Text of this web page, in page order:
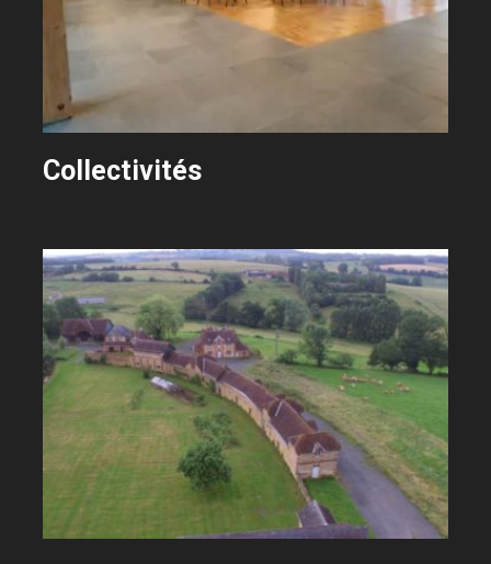
Collectivités